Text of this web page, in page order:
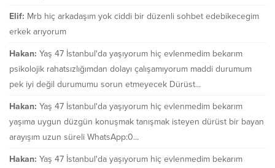
Elif: Mrb hiç arkadaşım yok ciddi bir düzenli sohbet edebikecegim
erkek arıyorum
Hakan: Yaş 47 İstanbul'da yaşıyorum hiç evlenmedim bekarım
psikolojik rahatsızlığımdan dolayı çalışamıyorum maddi durumum
pek iyi değil durumumu sorun etmeyecek Dürüst...
Hakan: Yaş 47 İstanbul'da yaşıyorum hiç evlenmedim bekarım
yaşıma uygun düzgün konuşmak tanışmak isteyen dürüst bir bayan
arayışım uzun süreli WhatsApp:0...
Hakan: Yaş 47 İstanbul'da yaşıyorum hiç evlenmedim bekarım